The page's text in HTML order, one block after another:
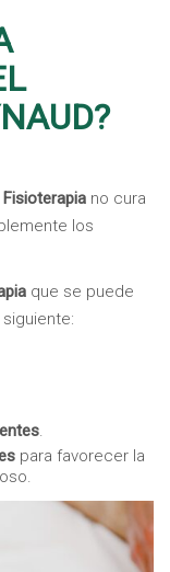
Fisioterapia no cura
los
que se puede
.
para favorecer la